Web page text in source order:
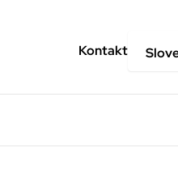
Kontakt